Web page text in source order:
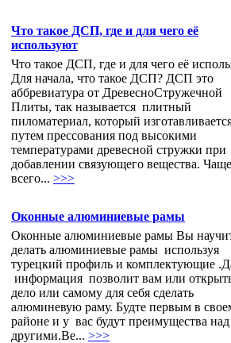
Что такое ДСП, где и для чего её
используют
Что такое ДСП, где и для чего её
Для начала, что такое ДСП? ДСП это
аббревиатура от ДревесноСтружечной
Плиты, так называется плитный
пиломатериал, который
путем прессования под высокими
температурами древесной стружки при
добавлении связующего вещества. Чаще
всего... >>>
Оконные алюминиевые рамы
Оконные алюминиевые рамы Вы
делать алюминиевые рамы используя
турецкий профиль и комплектующие
информация позволит вам или
дело или самому для себя сделать
алюминевую раму. Будте первым в
районе и у вас будут преимущества над
другими.Ве... >>>